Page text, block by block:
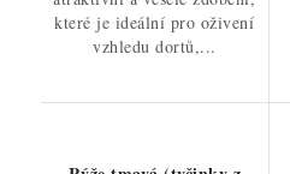
které je ideální pro oživení
vzhledu dortů,...